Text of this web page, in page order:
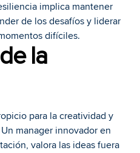
implica mantener
de los desafíos y liderar
difíciles.
la
para la creatividad y
manager innovador en
valora las ideas fuera